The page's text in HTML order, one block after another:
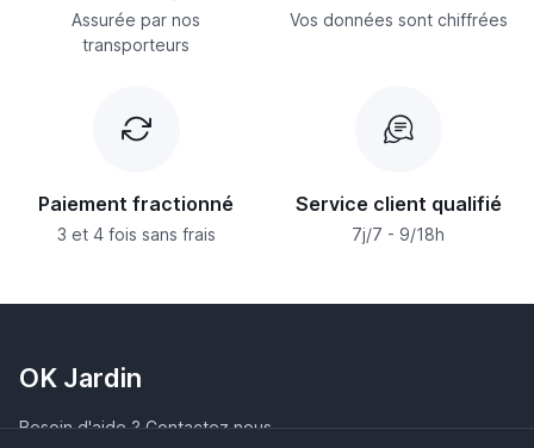
Assurée par nos
transporteurs
Vos données sont chiffrées
Paiement fractionné
3 et 4 fois sans frais
Service client qualifié
7j/7 - 9/18h
OK Jardin
Besoin d'aide ? Contactez nous.